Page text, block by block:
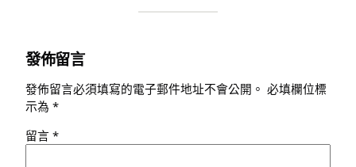
發佈留言
發佈留言必須填寫的電子郵件地址不會公開。 必填欄位標
示為 *
留言 *